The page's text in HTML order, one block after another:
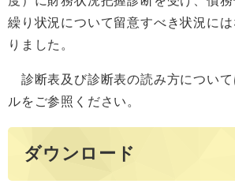
繰り状況について留意すべき状況に
りました。
診断表及び診断表の読み方について
ルをご参照ください。
ダウンロード